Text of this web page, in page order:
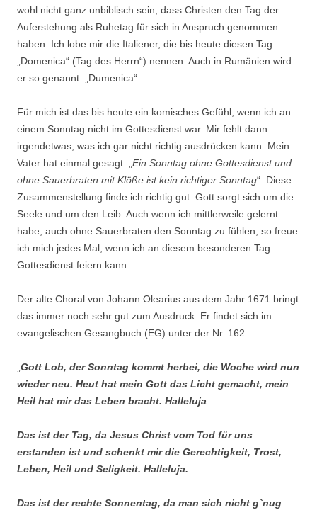
wohl nicht ganz unbiblisch sein, dass Christen den Tag der
Auferstehung als Ruhetag für sich in Anspruch genommen
haben. Ich lobe mir die Italiener, die bis heute diesen Tag
„Domenica“ (Tag des Herrn“) nennen. Auch in Rumänien wird
er so genannt: „Dumenica“.
Für mich ist das bis heute ein komisches Gefühl, wenn ich an
einem Sonntag nicht im Gottesdienst war. Mir fehlt dann
irgendetwas, was ich gar nicht richtig ausdrücken kann. Mein
Vater hat einmal gesagt: „Ein Sonntag ohne Gottesdienst und
ohne Sauerbraten mit Klöße ist kein richtiger Sonntag“. Diese
Zusammenstellung finde ich richtig gut. Gott sorgt sich um die
Seele und um den Leib. Auch wenn ich mittlerweile gelernt
habe, auch ohne Sauerbraten den Sonntag zu fühlen, so freue
ich mich jedes Mal, wenn ich an diesem besonderen Tag
Gottesdienst feiern kann.
Der alte Choral von Johann Olearius aus dem Jahr 1671 bringt
das immer noch sehr gut zum Ausdruck. Er findet sich im
evangelischen Gesangbuch (EG) unter der Nr. 162.
„Gott Lob, der Sonntag kommt herbei, die Woche wird nun
wieder neu. Heut hat mein Gott das Licht gemacht, mein
Heil hat mir das Leben bracht. Halleluja.
Das ist der Tag, da Jesus Christ vom Tod für uns
erstanden ist und schenkt mir die Gerechtigkeit, Trost,
Leben, Heil und Seligkeit. Halleluja.
Das ist der rechte Sonnentag, da man sich nicht g`nug